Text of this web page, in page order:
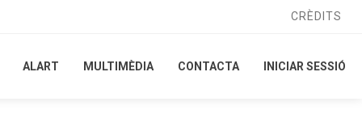
CRÈDITS
ALART MULTIMÈDIA CONTACTA INICIAR SESSIÓ
CRÈDITS
ALART MULTIMÈDIA CONTACTA INICIAR SESSIÓ